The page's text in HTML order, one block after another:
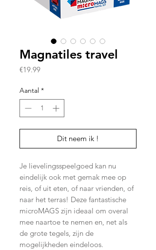
Magnatiles travel
€19.99Prijs
Aantal *
Dit neem ik !
Je lievelingsspeelgoed kan nu
eindelijk ook met gemak mee op
reis, of uit eten, of naar vrienden, of
naar het terras! Deze fantastische
microMAGS zijn ideaal om overal
mee naartoe te nemen en, net als
de grote tegels, zijn de
mogelijkheden eindeloos.